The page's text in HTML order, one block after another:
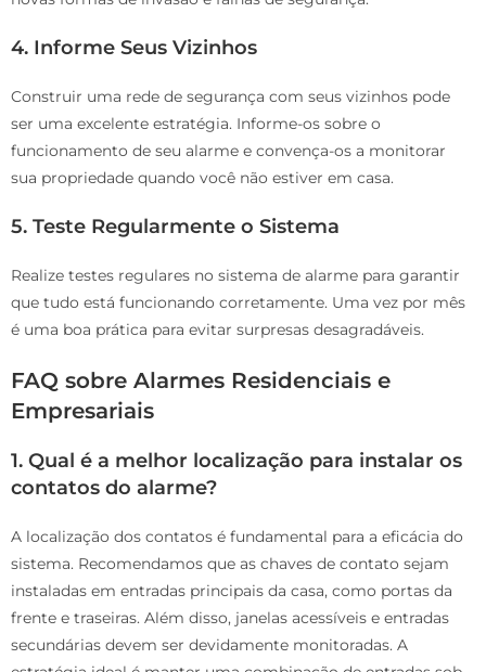
4. Informe Seus Vizinhos
Construir uma rede de segurança com seus vizinhos pode
ser uma excelente estratégia. Informe-os sobre o
funcionamento de seu alarme e convença-os a monitorar
sua propriedade quando você não estiver em casa.
5. Teste Regularmente o Sistema
Realize testes regulares no sistema de alarme para garantir
que tudo está funcionando corretamente. Uma vez por mês
é uma boa prática para evitar surpresas desagradáveis.
FAQ sobre Alarmes Residenciais e
Empresariais
1. Qual é a melhor localização para instalar os
contatos do alarme?
A localização dos contatos é fundamental para a eficácia do
sistema. Recomendamos que as chaves de contato sejam
instaladas em entradas principais da casa, como portas da
frente e traseiras. Além disso, janelas acessíveis e entradas
secundárias devem ser devidamente monitoradas. A